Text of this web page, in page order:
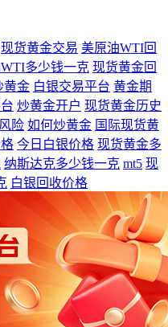
现货黄金交易 美原油WTI回
多少钱一克 现货黄金回
黄金 白银交易平台 黄金期
炒黄金开户 现货黄金历史
险 如何炒黄金 国际现货黄
今日白银价格 现货黄金多
纳斯达克多少钱一克 mt5 现
白银回收价格